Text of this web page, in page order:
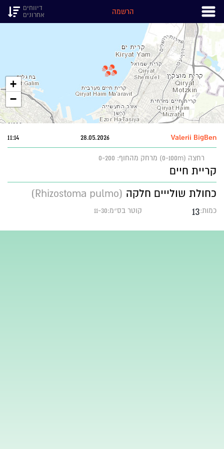
הרשמה
דיווחים
אחרונים
+
−
Valerii BigBen
28.05.2026
11:14
רחצה (0-100m) מרחק מהחוף: 0-200
קריית חיים
כחולת שולייים חלקה (Rhizostoma pulmo)
כמות:13 קוטר בס״מ:11-30